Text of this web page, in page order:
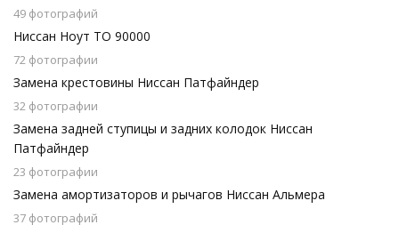
49 фотографий
Ниссан Ноут ТО 90000
72 фотографии
Замена крестовины Ниссан Патфайндер
32 фотографии
Замена задней ступицы и задних колодок Ниссан
Патфайндер
23 фотографии
Замена амортизаторов и рычагов Ниссан Альмера
37 фотографий